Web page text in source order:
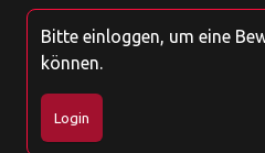
Bitte einloggen, um eine
können.
Login